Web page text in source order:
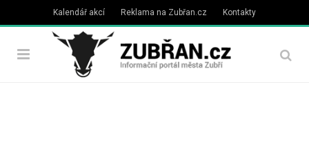
Kalendář akcí Reklama na Zubřan.cz Kontakty